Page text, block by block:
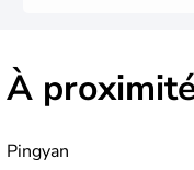
À
Pingyan